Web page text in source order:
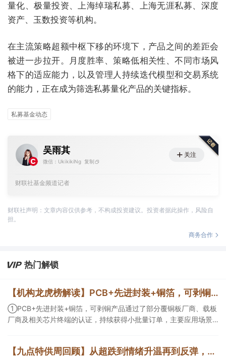
量化、极量投资、上海绰瑞私募、上海无涯私募、深度
资产、玉数投资等机构。
在主流策略超额中枢下移的环境下，产品之间的差距会
被进一步拉开。月度胜率、策略低相关性、不同市场风
格下的适应能力，以及管理人持续迭代模型和交易系统
的能力，正在成为筛选私募量化产品的关键指标。
私募基金动态
吴雨其
微信：UkikikiNg 复制
关注
财联社基金频道记者
财联社声明：文章内容仅供参考，不构成投资建议。投资者据此操作，风险自
担。
商务合作
热门解锁
【机构龙虎榜解读】PCB+先进封装+铜箔，可剥铜产品通过了部分覆铜板厂商、载板厂商及相关芯片终端的认证，持续获得小批量订单，主要应用场景包括芯片封装光模块用PCB，机构大额净买入这家公司
①PCB+先进封装+铜箔，可剥铜产品通过了部分覆铜板厂商、载板
厂商及相关芯片终端的认证，持续获得小批量订单，主要应用场景
等方面具有丰富经验，具备承接细胞与基因治疗产品商业化受托生【九点特供周回顾】从超跌到情绪升温再到反弹，栏目梳理AI应用题材逻辑，AI教育人气公司解读后获4连板